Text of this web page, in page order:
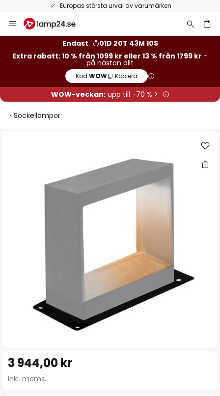
Europas största urval av varumärken
Hoppa
till
Endast
01D 20T 43M 09S
Extra rabatt: 10 % från 1099 kr eller 13 % från 1799 kr -
på nästan allt
Kod:WOW Kopiera
WOW-veckan:upp till -70 % >
Sockellampor
bildgalleriet
till
början
3 944,00 kr
inkl. moms.